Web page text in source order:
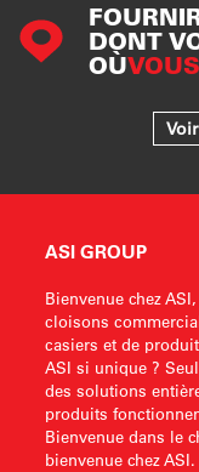
DONT
OÙ
ASI GROUP
Bienvenue chez
cloisons
casiers et de
ASI si unique ?
des solutions
produits
Bienvenue dans le
bienvenue chez ASI.